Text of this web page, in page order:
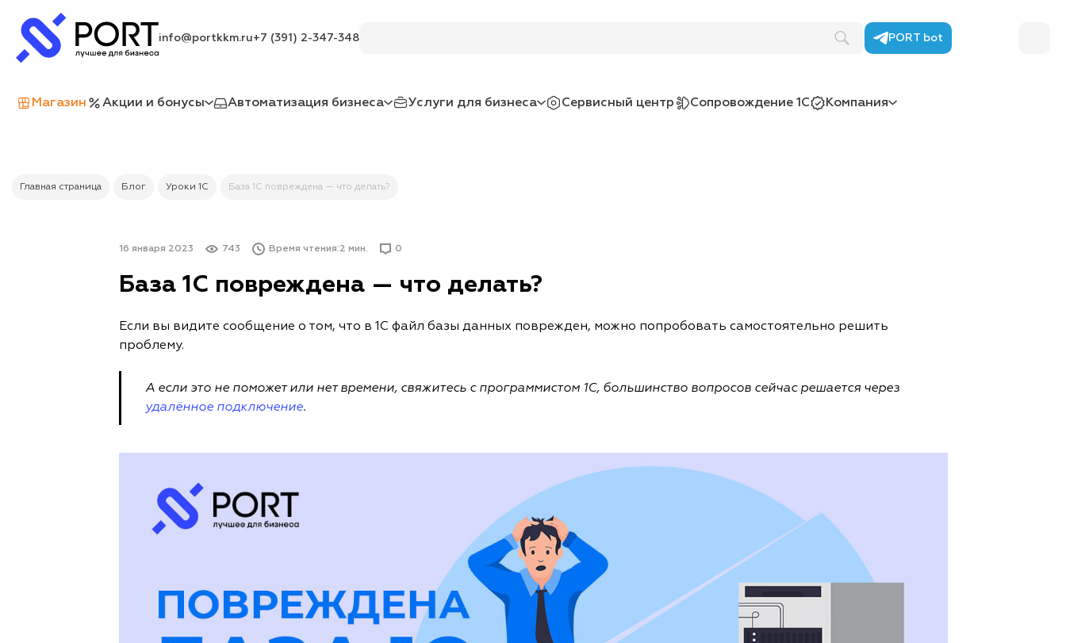
info@portkkm.ru+7 (391) 2-347-348 PORT bot
Магазин Акции и бонусы Автоматизация бизнеса Услуги для бизнеса Сервисный центр Сопровождение 1С Компания
Главная страница Блог Уроки 1С База 1С повреждена — что делать?
16 января 2023 743 Время чтения:2 мин. 0
База 1С повреждена — что делать?
Если вы видите сообщение о том, что в 1С файл базы данных поврежден, можно попробовать самостоятельно решить
проблему.
А если это не поможет или нет времени, свяжитесь с программистом 1С, большинство вопросов сейчас решается через
удалённое подключение.